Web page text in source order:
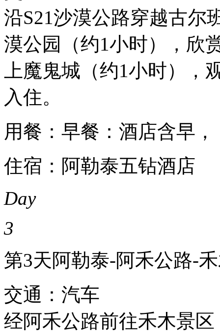
沿S21沙漠公路穿越古尔
漠公园（约1小时），欣
上魔鬼城（约1小时）
入住。
用餐：早餐：酒店含早
住宿：阿勒泰五钻酒店
Day
3
第3天阿勒泰-阿禾公路-
交通：汽车
经阿禾公路前往禾木景